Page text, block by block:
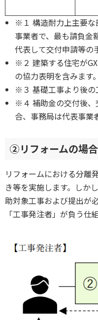
※１ 構造耐力上主要な
事業者で、最も請負金
代表して交付申請等の
※２ 建築する住宅が
の協力表明を含みます。
※３ 基礎工事より後の
※４ 補助金の交付後、
合、事務局は代表事業
②リフォームの場合
リフォームにおける分離
き等を実施します。しか
助対象工事および提出が
「工事発注者」が負う仕